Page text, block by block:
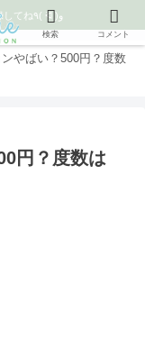
LINEの公式アカウント開設！友だち登録してね٩( ᐛ )و
やばい？500円？度数
円？度数は
検索 コメント